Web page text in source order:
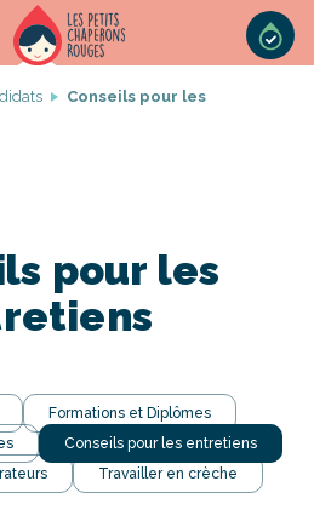
Conseils pour les
pour les
Formations et Diplômes
Conseils pour les entretiens
Travailler en crèche